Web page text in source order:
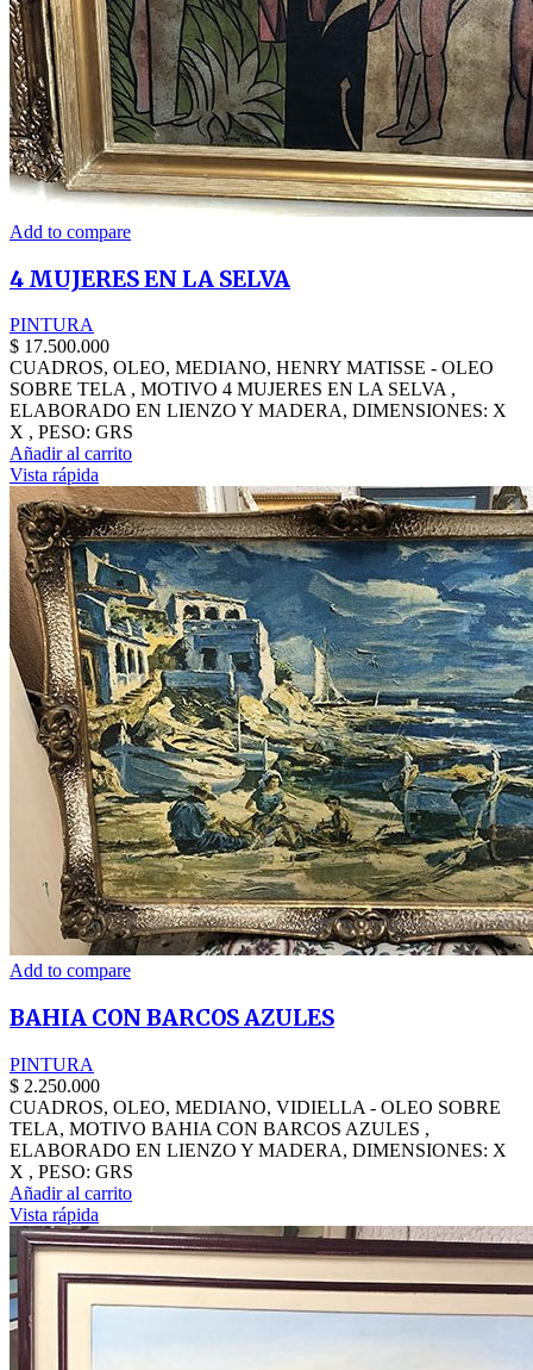
Add to compare
4 MUJERES EN LA SELVA
PINTURA
$ 17.500.000
CUADROS, OLEO, MEDIANO, HENRY MATISSE - OLEO
SOBRE TELA , MOTIVO 4 MUJERES EN LA SELVA ,
ELABORADO EN LIENZO Y MADERA, DIMENSIONES: X
X , PESO: GRS
Añadir al carrito
Vista rápida
Add to compare
BAHIA CON BARCOS AZULES
PINTURA
$ 2.250.000
CUADROS, OLEO, MEDIANO, VIDIELLA - OLEO SOBRE
TELA, MOTIVO BAHIA CON BARCOS AZULES ,
ELABORADO EN LIENZO Y MADERA, DIMENSIONES: X
X , PESO: GRS
Añadir al carrito
Vista rápida